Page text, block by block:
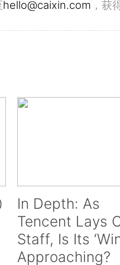
hello@caixin.com ，获
In Depth: As
Tencent Lays
Staff, Is Its
Approaching?